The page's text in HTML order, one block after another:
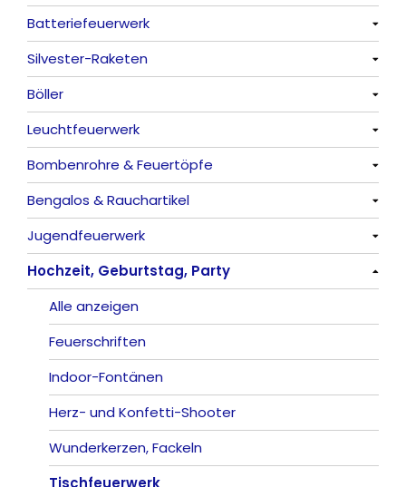
Alle anzeigen
Batteriefeuerwerk
Alle anzeigen
Silvester-Raketen
Alle anzeigen
Böller
Alle anzeigen
China-Böller
Knaller / Kanonenschläge
Reibkopfknaller
Frösche, Pfeiffer
Leuchtfeuerwerk
Alle anzeigen
Vulkane
Fontänen
Sonnen
Feuervögel
Römische Lichter
Bombenrohre & Feuertöpfe
Alle anzeigen
Mit Rumms
Bezaubernde Effekte
Bengalos & Rauchartikel
Alle anzeigen
Bengalos
Rauchartikel
Jugendfeuerwerk
Alle anzeigen
Hochzeit, Geburtstag, Party
Alle anzeigen
Feuerschriften
Indoor-Fontänen
Herz- und Konfetti-Shooter
Wunderkerzen, Fackeln
Tischfeuerwerk